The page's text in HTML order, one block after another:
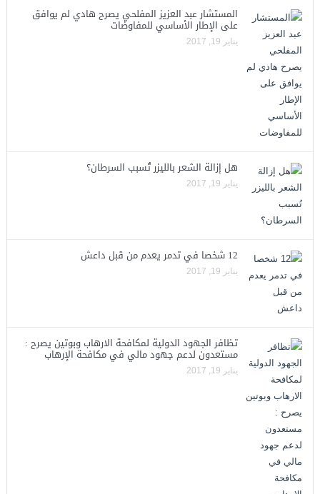
المستشار عبد العزيز المفلحي يصرح هادي لم يوافق
على الإطار الأساسي للمفاوضات
يناير 19, 2017
هل إزالة الشعر بالليزر تُسبب السرطان؟
يناير 19, 2017
12 شخصا في تدمر يعدم من قبل داعش
يناير 19, 2017
تظافر الجهود الدولية لمكافحة الارهاب وبوتين يصرح :
مستعدون لدعم جهود مالي في مكافحة الإرهاب
يناير 19, 2017